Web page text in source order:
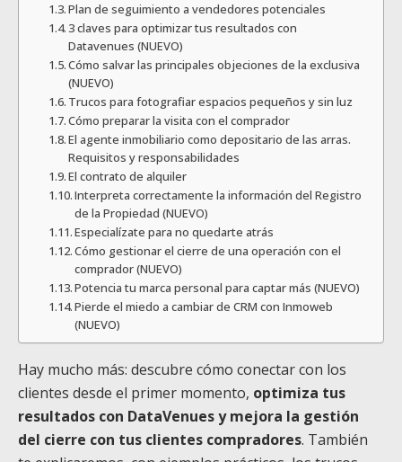
Plan de seguimiento a vendedores potenciales
3 claves para optimizar tus resultados con
Datavenues (NUEVO)
Cómo salvar las principales objeciones de la exclusiva
(NUEVO)
Trucos para fotografiar espacios pequeños y sin luz
Cómo preparar la visita con el comprador
El agente inmobiliario como depositario de las arras.
Requisitos y responsabilidades
El contrato de alquiler
Interpreta correctamente la información del Registro
de la Propiedad (NUEVO)
Especialízate para no quedarte atrás
Cómo gestionar el cierre de una operación con el
comprador (NUEVO)
Potencia tu marca personal para captar más (NUEVO)
Pierde el miedo a cambiar de CRM con Inmoweb
(NUEVO)
Hay mucho más: descubre cómo conectar con los
clientes desde el primer momento, optimiza tus
resultados con DataVenues y mejora la gestión
del cierre con tus clientes compradores. También